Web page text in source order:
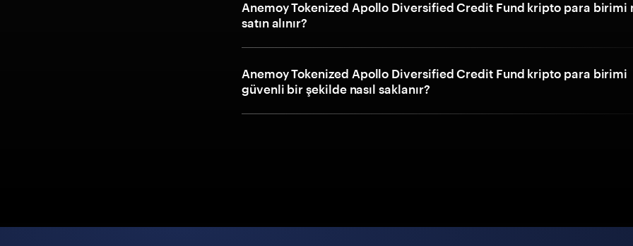
Anemoy Tokenized Apollo Diversified Credit Fund kripto para birimi
satın alınır?
Anemoy Tokenized Apollo Diversified Credit Fund kripto para birimi
güvenli bir şekilde nasıl saklanır?